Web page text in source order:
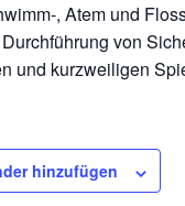
, Atem und
von
und kurzweiligen
hinzufügen